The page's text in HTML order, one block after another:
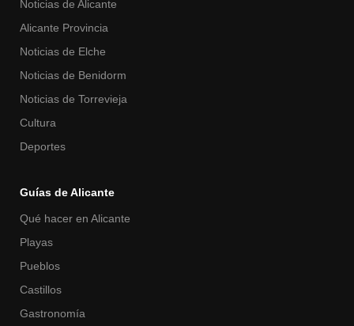
Noticias de Alicante
Alicante Provincia
Noticias de Elche
Noticias de Benidorm
Noticias de Torrevieja
Cultura
Deportes
Guías de Alicante
Qué hacer en Alicante
Playas
Pueblos
Castillos
Gastronomía